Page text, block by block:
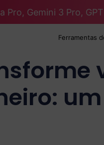
Pro, Gemini 3 Pro,
Ferramentas